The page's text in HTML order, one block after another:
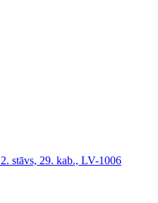
stāvs, 29. kab., LV-1006